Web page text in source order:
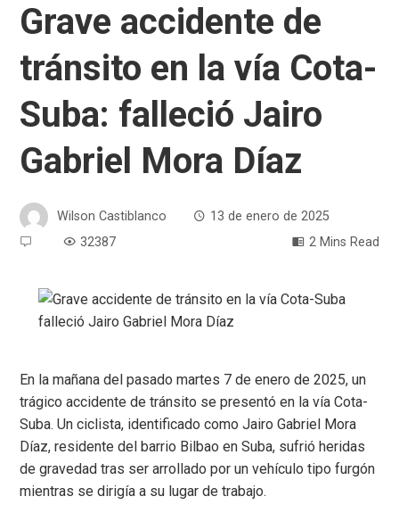
Grave accidente de
tránsito en la vía Cota-
Suba: falleció Jairo
Gabriel Mora Díaz
Wilson Castiblanco
13 de enero de 2025
32387
2 Mins Read
En la mañana del pasado martes 7 de enero de 2025, un
trágico accidente de tránsito se presentó en la vía Cota-
Suba. Un ciclista, identificado como Jairo Gabriel Mora
Díaz, residente del barrio Bilbao en Suba, sufrió heridas
de gravedad tras ser arrollado por un vehículo tipo furgón
mientras se dirigía a su lugar de trabajo.